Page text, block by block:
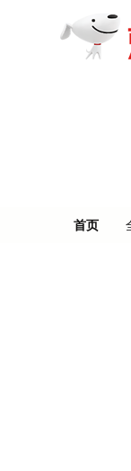
首页